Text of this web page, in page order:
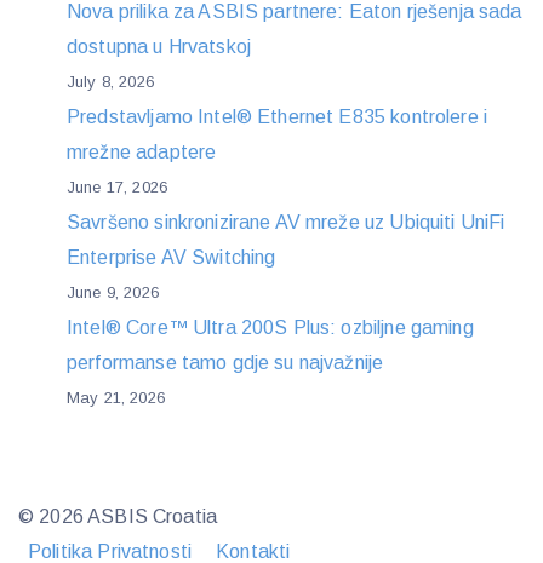
Nova prilika za ASBIS partnere: Eaton rješenja sada
dostupna u Hrvatskoj
July 8, 2026
Predstavljamo Intel® Ethernet E835 kontrolere i
mrežne adaptere
June 17, 2026
Savršeno sinkronizirane AV mreže uz Ubiquiti UniFi
Enterprise AV Switching
June 9, 2026
Intel® Core™ Ultra 200S Plus: ozbiljne gaming
performanse tamo gdje su najvažnije
May 21, 2026
© 2026 ASBIS Croatia
Politika Privatnosti
Kontakti